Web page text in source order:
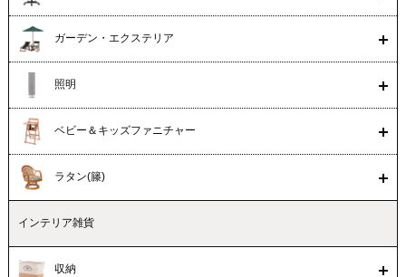
ガーデン・エクステリア
照明
ベビー＆キッズファニチャー
ラタン(籐)
インテリア雑貨
収納